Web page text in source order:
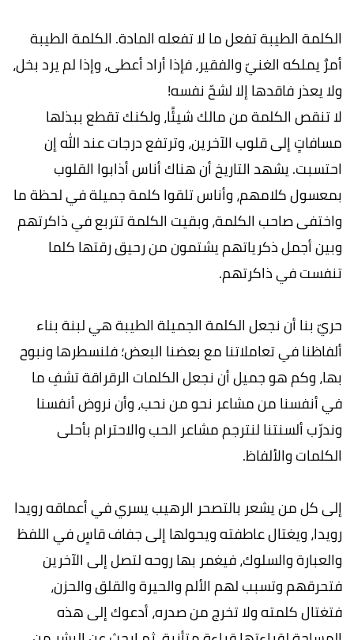
‏الكلمة الطيبة تفعل ما لا تفعله المادة. الكلمة الطيبة
أمرٌ يملكه الغنيّ والفقير، فإذا أراد أعطى، وإذا لم يرد بخل،
ولا يعذر فاقدها إلا لشحّ نفسه!
‏لا تنقص الكلمة من مالك شيئًا، ولكنك تقطع ببذلها
مسافاتٍ إلى قلوب الآخرين، وترتفع درجات عند الله إن
احتسبت. يشهد التاريخ أن هناك أناس أذابوا القلوب
بمعسول كلامهم، وأناس تلقوا كلمة جميلة في لحظة ما
واختفى صاحب الكلمة، وبقيت الكلمة تتربع في ذاكرتهم
وبين أجمل ذكرياتهم يشتمون من رحيق رقتها كلما
تنفست في ذاكرتهم.
حريّ بنا أن نجعل الكلمة الجميلة الطيبة هي لبنة بناء
ألفاظنا في تعاملاتنا مع بعضنا البعض؛ فلنسطرها ونبوح
بها، وكم هو جميل أن نجعل الكلمات الرقراقة تشفِ ما
في أنفسنا من مشاعر نحو من نحب، وأن نروض أنفسنا
وندرّب ألسنتنا لنترجم مشاعر الحب والاحترام بأحلى
الكلمات والألفاظ.
إلى كل من يشعر بالتصحر الرهيب يسري في أعماقه رويدا
رويدا، ويغتال عاطفته ويحولها إلى جفاف قاسٍ في اللفظ
والعبارة والسلوك، فيغمر بها روحه لتصل إلى الآخرين
فتحرقهم وتسبب لهم الألم والحيرة والقلق والحزن،
فتغتال كلمته ولا تخرج من صدره، أدعوك إلى هذه